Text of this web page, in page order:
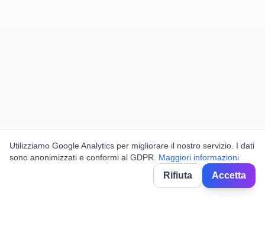
Utilizziamo Google Analytics per migliorare il nostro servizio. I dati
sono anonimizzati e conformi al GDPR.
Maggiori informazioni
Rifiuta Accetta